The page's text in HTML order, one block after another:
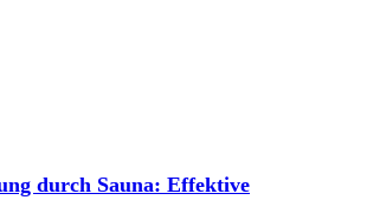
durch Sauna: Effektive